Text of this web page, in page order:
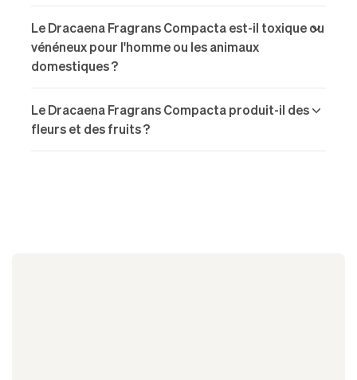
Le Dracaena Fragrans Compacta est-il toxique ou
vénéneux pour l'homme ou les animaux
domestiques ?
Le Dracaena Fragrans Compacta produit-il des
fleurs et des fruits ?